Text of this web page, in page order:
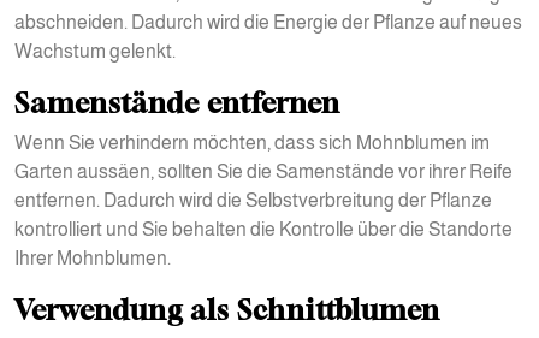
abschneiden. Dadurch wird die Energie der Pflanze auf neues
Wachstum gelenkt.
Samenstände entfernen
Wenn Sie verhindern möchten, dass sich Mohnblumen im
Garten aussäen, sollten Sie die Samenstände vor ihrer Reife
entfernen. Dadurch wird die Selbstverbreitung der Pflanze
kontrolliert und Sie behalten die Kontrolle über die Standorte
Ihrer Mohnblumen.
Verwendung als Schnittblumen